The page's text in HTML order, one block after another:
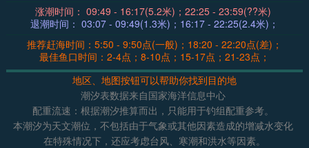
涨潮时间： 09:49 - 16:17(5.2米)；22:25 - 23:59(??米)
退潮时间： 03:07 - 09:49(1.3米)；16:17 - 22:25(2.4米)；
推荐赶海时间：5:50 - 9:50点(一般)；18:20 - 22:20点(差)；
最佳鱼口时间：2-4点；8-10点；15-17点；21-23点；
地区、地图按钮可以帮助你找到目的地
潮汐表数据来自国家海洋信息中心
配重流速：根据潮汐推算而出，只能用于钓组配重参考。
本潮汐为天文潮位，不包括由于气象或其他因素造成的增减水变化
在特殊情况下，还应考虑台风、寒潮和洪水等因素。